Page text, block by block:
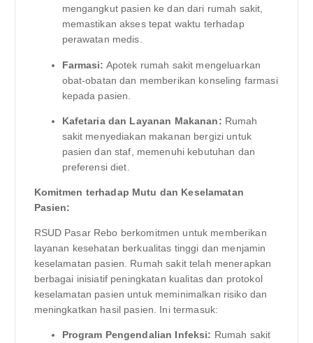
mengangkut pasien ke dan dari rumah sakit,
memastikan akses tepat waktu terhadap
perawatan medis.
Farmasi: Apotek rumah sakit mengeluarkan
obat-obatan dan memberikan konseling farmasi
kepada pasien.
Kafetaria dan Layanan Makanan: Rumah
sakit menyediakan makanan bergizi untuk
pasien dan staf, memenuhi kebutuhan dan
preferensi diet.
Komitmen terhadap Mutu dan Keselamatan
Pasien:
RSUD Pasar Rebo berkomitmen untuk memberikan
layanan kesehatan berkualitas tinggi dan menjamin
keselamatan pasien. Rumah sakit telah menerapkan
berbagai inisiatif peningkatan kualitas dan protokol
keselamatan pasien untuk meminimalkan risiko dan
meningkatkan hasil pasien. Ini termasuk:
Program Pengendalian Infeksi: Rumah sakit